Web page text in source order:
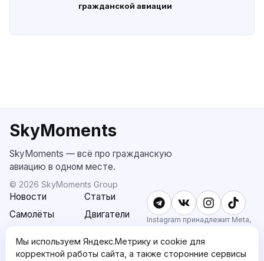
гражданской авиации
SkyMoments
SkyMoments — всё про гражданскую
авиацию в одном месте.
© 2026 SkyMoments Group
Новости
Статьи
Самолёты
Двигатели
AI: Altair
SkyMoments
Pro
Instagram принадлежит Meta,
запрещённой в РФ.
Мы используем Яндекс.Метрику и cookie для
корректной работы сайта, а также сторонние сервисы